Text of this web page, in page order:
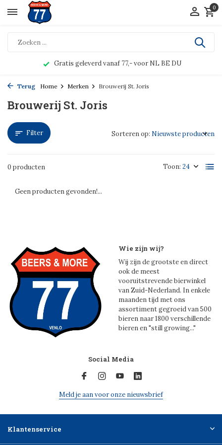
0
Gratis geleverd vanaf 77,- voor NL BE DU
Terug Home Merken Brouwerij St. Joris
Brouwerij St. Joris
Filter
0 producten Toon:
Sorteren op:
Geen producten gevonden!...
Wie zijn wij?
Wij zijn de grootste en direct
ook de meest
vooruitstrevende bierwinkel
van Zuid-Nederland. In enkele
maanden tijd met ons
assortiment gegroeid van 500
bieren naar 1800 verschillende
bieren en "still growing..."
Social Media
Meld je aan voor onze nieuwsbrief
Klantenservice